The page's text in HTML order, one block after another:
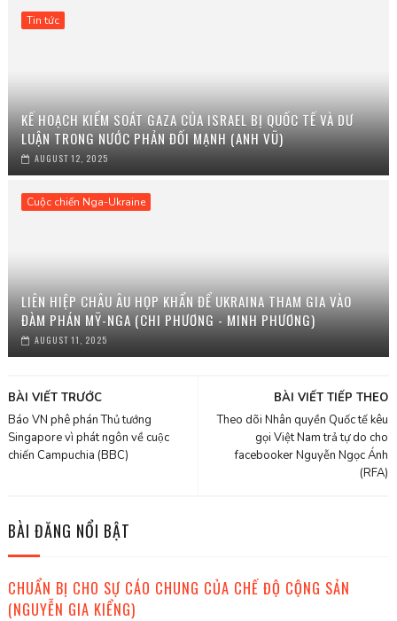
Tin tức
KẾ HOẠCH KIỂM SOÁT GAZA CỦA ISRAEL BỊ QUỐC TẾ VÀ DƯ
LUẬN TRONG NƯỚC PHẢN ĐỐI MẠNH (ANH VŨ)
AUGUST 12, 2025
Cuộc chiến Nga-Ukraine
LIÊN HIỆP CHÂU ÂU HỌP KHẨN ĐỂ UKRAINA THAM GIA VÀO
ĐÀM PHÁN MỸ-NGA (CHI PHƯƠNG - MINH PHƯƠNG)
AUGUST 11, 2025
BÀI VIẾT TIẾP THEO
Theo dõi Nhân quyền Quốc tế kêu
gọi Việt Nam trả tự do cho
facebooker Nguyễn Ngọc Ánh
(RFA)
BÀI VIẾT TRƯỚC
Báo VN phê phán Thủ tướng
Singapore vì phát ngôn về cuộc
chiến Campuchia (BBC)
BÀI ĐĂNG NỔI BẬT
CHUẨN BỊ CHO SỰ CÁO CHUNG CỦA CHẾ ĐỘ CỘNG SẢN
(NGUYỄN GIA KIỂNG)